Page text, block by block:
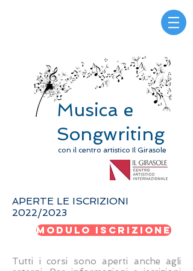
Musica e
Songwriting
con il centro artistico Il Girasole
APERTE LE ISCRIZIONI
2022/2023
MODULO ISCRIZIONE
Tutti i corsi sono aperti anche agli